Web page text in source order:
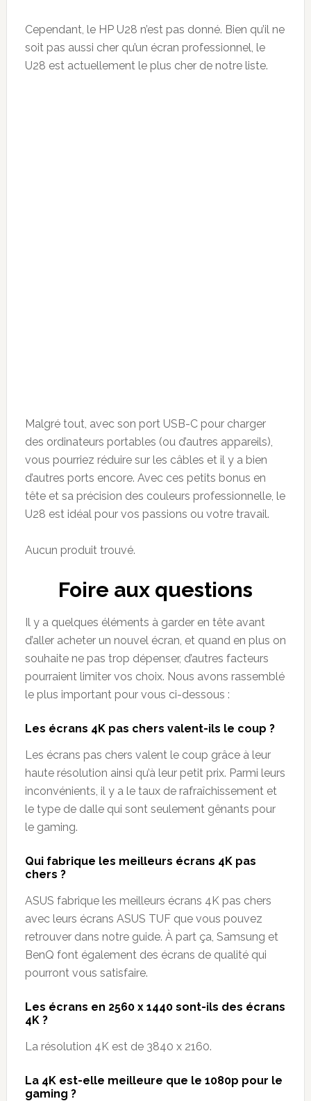
Cependant, le HP U28 n’est pas donné. Bien qu’il ne
soit pas aussi cher qu’un écran professionnel, le
U28 est actuellement le plus cher de notre liste.
Malgré tout, avec son port USB-C pour charger
des ordinateurs portables (ou d’autres appareils),
vous pourriez réduire sur les câbles et il y a bien
d’autres ports encore. Avec ces petits bonus en
tête et sa précision des couleurs professionnelle, le
U28 est idéal pour vos passions ou votre travail.
Aucun produit trouvé.
Foire aux questions
Il y a quelques éléments à garder en tête avant
d’aller acheter un nouvel écran, et quand en plus on
souhaite ne pas trop dépenser, d’autres facteurs
pourraient limiter vos choix. Nous avons rassemblé
le plus important pour vous ci-dessous :
Les écrans 4K pas chers valent-ils le coup ?
Les écrans pas chers valent le coup grâce à leur
haute résolution ainsi qu’à leur petit prix. Parmi leurs
inconvénients, il y a le taux de rafraîchissement et
le type de dalle qui sont seulement gênants pour
le gaming.
Qui fabrique les meilleurs écrans 4K pas
chers ?
ASUS fabrique les meilleurs écrans 4K pas chers
avec leurs écrans ASUS TUF que vous pouvez
retrouver dans notre guide. À part ça, Samsung et
BenQ font également des écrans de qualité qui
pourront vous satisfaire.
Les écrans en 2560 x 1440 sont-ils des écrans
4K ?
La résolution 4K est de 3840 x 2160.
La 4K est-elle meilleure que le 1080p pour le
gaming ?